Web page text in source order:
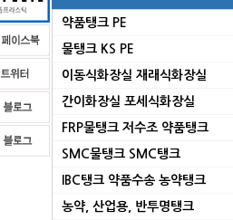
약품탱크 PE
물탱크 KS PE
이동식화장실 재래식화장실
간이화장실 포세식화장실
FRP물탱크 저수조 약품탱크
SMC물탱크 SMC탱크
IBC탱크 약품수송 농약탱크
농약, 산업용, 반투명탱크